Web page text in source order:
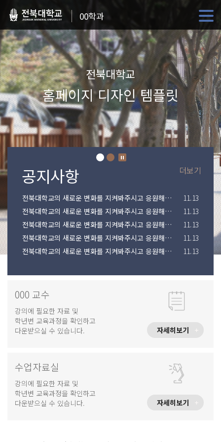
00학과
전북대학교
홈페이지 디자인 템플릿
전북대학교의 새로운 변화를 지켜봐주시고 응원해주시기 바랍니다.
11.13
전북대학교의 새로운 변화를 지켜봐주시고 응원해주시기 바랍니다.
11.13
전북대학교의 새로운 변화를 지켜봐주시고 응원해주시기 바랍니다.
11.13
전북대학교의 새로운 변화를 지켜봐주시고 응원해주시기 바랍니다.
11.13
전북대학교의 새로운 변화를 지켜봐주시고 응원해주시기 바랍니다.
11.13
더보기
000 교수
강의에 필요한 자료 및
학년변 교육과정을 확인하고
다운받으실 수 있습니다.
자세히보기
수업자료실
강의에 필요한 자료 및
학년변 교육과정을 확인하고
다운받으실 수 있습니다.
자세히보기